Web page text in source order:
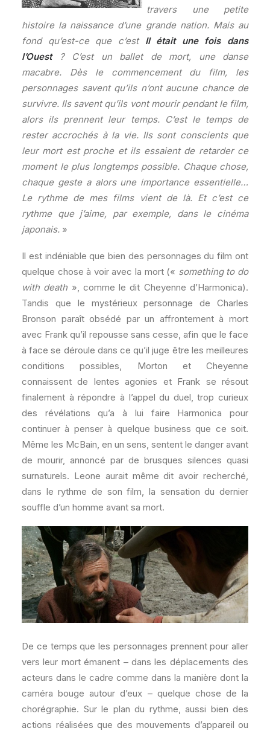
travers une petite
histoire la naissance d’une grande nation. Mais au
fond qu’est-ce que c’est Il était une fois dans
l’Ouest? C’est un ballet de mort, une danse
macabre. Dès le commencement du film, les
personnages savent qu’ils n’ont aucune chance de
survivre. Ils savent qu’ils vont mourir pendant le film,
alors ils prennent leur temps. C’est le temps de
rester accrochés à la vie. Ils sont conscients que
leur mort est proche et ils essaient de retarder ce
moment le plus longtemps possible. Chaque chose,
chaque geste a alors une importance essentielle…
Le rythme de mes films vient de là. Et c’est ce
rythme que j’aime, par exemple, dans le cinéma
japonais. »
Il est indéniable que bien des personnages du film ont
quelque chose à voir avec la mort (« something to do
with death », comme le dit Cheyenne d’Harmonica).
Tandis que le mystérieux personnage de Charles
Bronson paraît obsédé par un affrontement à mort
avec Frank qu’il repousse sans cesse, afin que le face
à face se déroule dans ce qu’il juge être les meilleures
conditions possibles, Morton et Cheyenne
connaissent de lentes agonies et Frank se résout
finalement à répondre à l’appel du duel, trop curieux
des révélations qu’a à lui faire Harmonica pour
continuer à penser à quelque business que ce soit.
Même les McBain, en un sens, sentent le danger avant
de mourir, annoncé par de brusques silences quasi
surnaturels. Leone aurait même dit avoir recherché,
dans le rythme de son film, la sensation du dernier
souffle d’un homme avant sa mort.
De ce temps que les personnages prennent pour aller
vers leur mort émanent – dans les déplacements des
acteurs dans le cadre comme dans la manière dont la
caméra bouge autour d’eux – quelque chose de la
chorégraphie. Sur le plan du rythme, aussi bien des
actions réalisées que des mouvements d’appareil ou